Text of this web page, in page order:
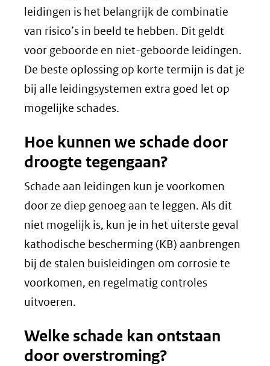
leidingen is het belangrijk de combinatie
van risico’s in beeld te hebben. Dit geldt
voor geboorde en niet-geboorde leidingen.
De beste oplossing op korte termijn is dat je
bij alle leidingsystemen extra goed let op
mogelijke schades.
Hoe kunnen we schade door
droogte tegengaan?
Schade aan leidingen kun je voorkomen
door ze diep genoeg aan te leggen. Als dit
niet mogelijk is, kun je in het uiterste geval
kathodische bescherming (KB) aanbrengen
bij de stalen buisleidingen om corrosie te
voorkomen, en regelmatig controles
uitvoeren.
Welke schade kan ontstaan
door overstroming?